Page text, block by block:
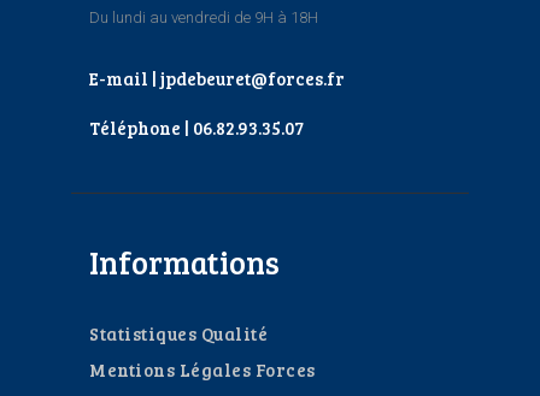
Du lundi au vendredi de 9H à 18H
E-mail | jpdebeuret@forces.fr
Téléphone | 06.82.93.35.07
Informations
Statistiques Qualité
Mentions Légales Forces